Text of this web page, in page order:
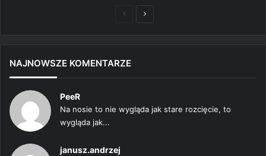
PoprzedniaNastępna
NAJNOWSZE KOMENTARZE
PeeR
Na nosie to nie wygląda jak stare rozcięcie, to
wygląda jak...
janusz.andrzej